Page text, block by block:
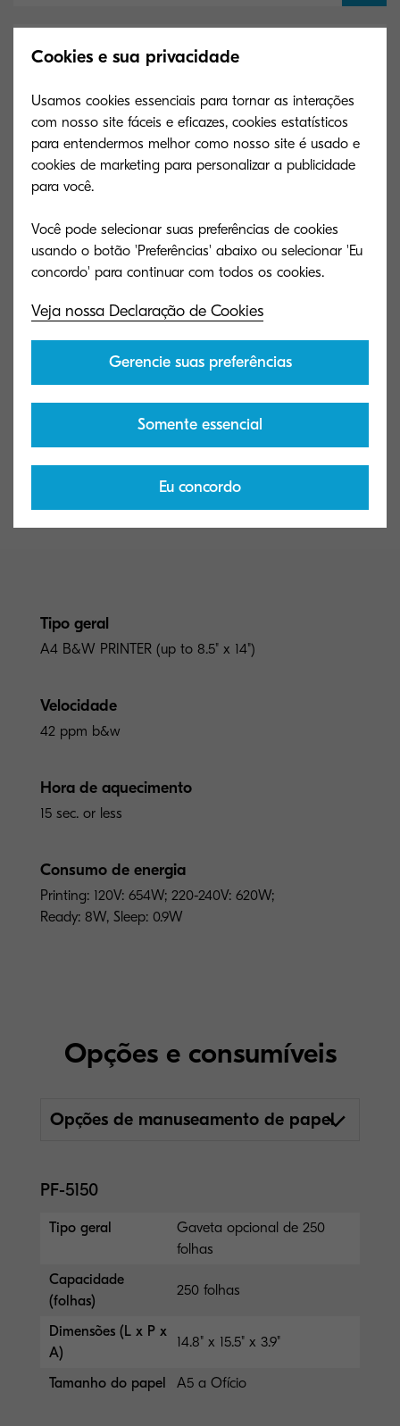
ECOSYS PA4000wx software
Especificações principais
Geral
Tipo geral
A4 B&W PRINTER (up to 8.5" x 14")
Velocidade
42 ppm b&w
Hora de aquecimento
15 sec. or less
Consumo de energia
Printing: 120V: 654W; 220-240V: 620W;
Ready: 8W, Sleep: 0.9W
Opções e consumíveis
Opções de manuseamento de papel
PF-5150
Tipo geral
Gaveta opcional de 250
folhas
Capacidade
(folhas)
250 folhas
Dimensões (L x P x
A)
14.8" x 15.5" x 3.9"
Tamanho do papel A5 a Ofício
Cookies e sua privacidade
Usamos cookies essenciais para tornar as interações
com nosso site fáceis e eficazes, cookies estatísticos
para entendermos melhor como nosso site é usado e
cookies de marketing para personalizar a publicidade
para você.
Você pode selecionar suas preferências de cookies
usando o botão 'Preferências' abaixo ou selecionar 'Eu
Veja nossa Declaração de Cookies
Gerencie suas preferências
Somente essencial
Eu concordo